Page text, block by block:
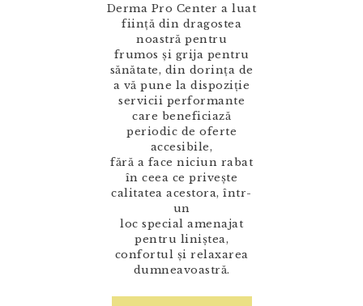
Derma Pro Center a luat
ființă din dragostea
noastră pentru
frumos și grija pentru
sănătate, din dorința de
a vă pune la dispoziție
servicii performante
care beneficiază
periodic de oferte
accesibile,
fără a face niciun rabat
în ceea ce privește
calitatea acestora, într-
un
loc special amenajat
pentru liniștea,
confortul și relaxarea
dumneavoastră.